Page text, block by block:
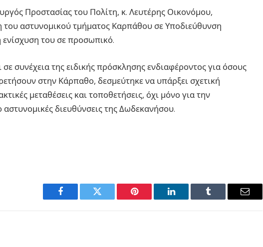
Προστασίας του Πολίτη, κ. Λευτέρης Οικονόμου,
του αστυνομικού τμήματος Καρπάθου σε Υποδιεύθυνση
του σε προσωπικό.
συνέχεια της ειδικής πρόσκλησης ενδιαφέροντος για όσους
στην Κάρπαθο, δεσμεύτηκε να υπάρξει σχετική
μεταθέσεις και τοποθετήσεις, όχι μόνο για την
διευθύνσεις της Δωδεκανήσου.
Facebook Twitter Pinterest LinkedIn Tumblr Email